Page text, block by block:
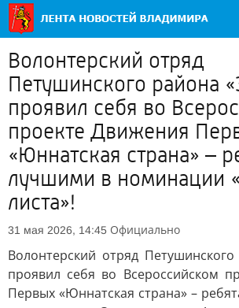
Волонтерский отряд
Петушинского района
проявил себя во
проекте Движения
«Юннатская страна» –
лучшими в номинации
листа»!
31 мая 2026, 14:45 Официально
Волонтерский отряд
проявил себя во Всероссийском
Первых «Юннатская страна» –